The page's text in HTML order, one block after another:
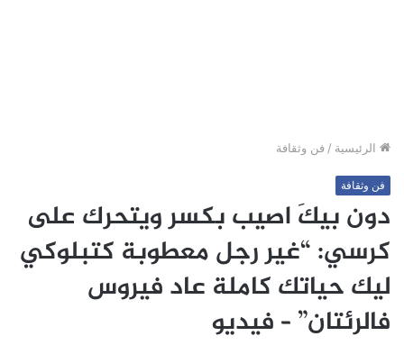
الرئيسية / فن وثقافة
فن وثقافة
دون بيكَ اصيب بكسر ويتحرك على
كرسي: “غير رجل معطوبة كتبلوكي
ليك حياتك كاملة عاد فيروس
فالرئتان” – فيديو